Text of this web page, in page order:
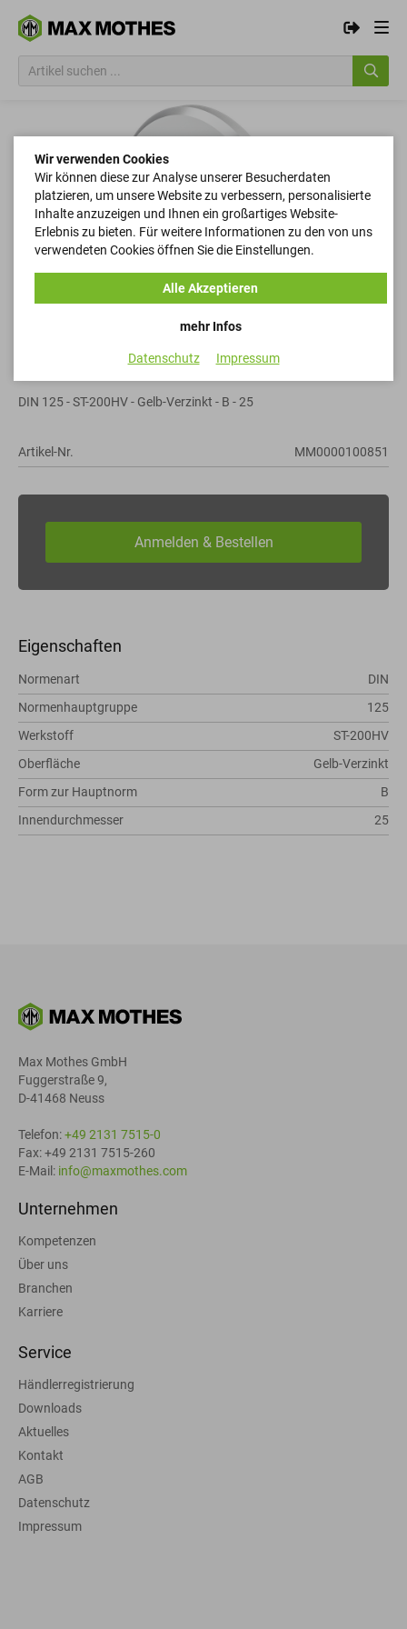
DIN 125 - ST-200HV - Gelb-Verzinkt - B - 25
Artikel-Nr. MM0000100851
Eigenschaften
Normenart
DIN
Normenhauptgruppe
125
Werkstoff
ST-200HV
Oberfläche
Gelb-Verzinkt
Form zur Hauptnorm
B
Innendurchmesser
25
Max Mothes GmbH
Fuggerstraße 9,
D-41468 Neuss
Telefon:+49 2131 7515-0
Fax: +49 2131 7515-260
E-Mail: info@maxmothes.com
Unternehmen
Kompetenzen
Über uns
Branchen
Karriere
Service
Händlerregistrierung
Downloads
Aktuelles
Kontakt
AGB
Datenschutz
Impressum
Wir verwenden Cookies
Wir können diese zur Analyse unserer Besucherdaten
platzieren, um unsere Website zu verbessern, personalisierte
Inhalte anzuzeigen und Ihnen ein großartiges Website-
Erlebnis zu bieten. Für weitere Informationen zu den von uns
verwendeten Cookies öffnen Sie die Einstellungen.
mehr Infos
Alle Akzeptieren
Datenschutz Impressum